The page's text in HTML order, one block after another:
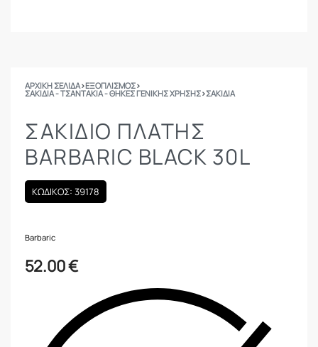
ΑΡΧΙΚΉ ΣΕΛΊΔΑ›ΕΞΟΠΛΙΣΜΟΣ›
ΣΑΚΊΔΙΑ - ΤΣΑΝΤΆΚΙΑ - ΘΉΚΕΣ ΓΕΝΙΚΉΣ ΧΡΉΣΗΣ›ΣΑΚΊΔΙΑ
ΣΑΚΊΔΙΟ ΠΛΆΤΗΣ
BARBARIC BLACK 30L
ΚΩΔΙΚΟΣ: 39178
Barbaric
52.00€